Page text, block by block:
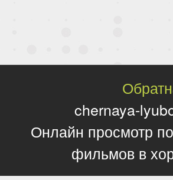
chernaya-
Онлайн просмотр
фильмов в